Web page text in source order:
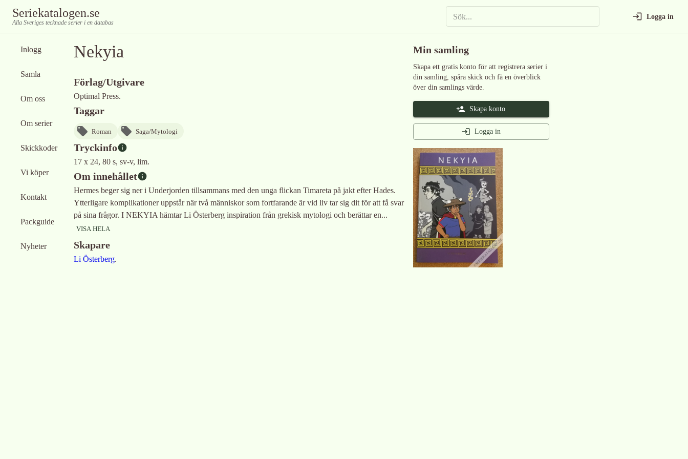
Seriekatalogen.se
Alla Sveriges tecknade serier i en databas
Logga in
Inlogg
Samla
Om oss
Om serier
Skickkoder
Vi köper
Kontakt
Packguide
Nyheter
Nekyia
Förlag/Utgivare
Optimal Press.
Taggar
Roman Saga/Mytologi
Tryckinfo
17 x 24, 80 s, sv-v, lim.
Om innehållet
Hermes beger sig ner i Underjorden tillsammans med den unga flickan Timareta på jakt efter Hades.
Ytterligare komplikationer uppstår när två människor som fortfarande är vid liv tar sig dit för att få svar
på sina frågor. I NEKYIA hämtar Li Österberg inspiration från grekisk mytologi och berättar en...
VISA HELA
Skapare
Li Österberg.
Min samling
Skapa ett gratis konto för att registrera serier i
din samling, spåra skick och få en överblick
över din samlings värde.
Skapa konto
Logga in